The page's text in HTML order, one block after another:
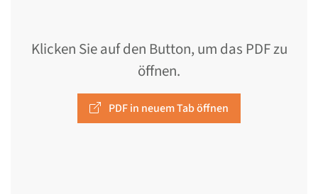
Klicken Sie auf den Button, um das PDF zu
öffnen.
PDF in neuem Tab öffnen